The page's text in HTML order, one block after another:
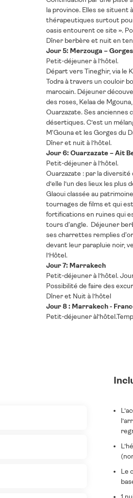
la province. Elles se situent
thérapeutiques surtout
oasis entourent ce site ».
Dîner berbère et nuit en
Jour 5: Merzouga –
Petit-déjeuner à l’hôtel.
Départ vers Tineghir, via le
Todra à travers un couloir
marocain. Déjeuner
des roses, Kelaa de
Ouarzazate. Ses anciennes
désertiques. C’est un
M'Gouna et les Gorges du
Dîner et nuit à l’hôtel.
Jour 6: Ouarzazate – Ait
Petit-déjeuner à l’hôtel.
Ouarzazate : par la
d’elle l’un des lieux les
Glaoui classée au
tournages de films et qui
fortifications en ruines qui
tours d'angle. Déjeuner
ses charrettes remplies
devant leur parapluie noir,
l’Hôtel.
Jour 7: Marrakech
Petit-déjeuner à l’hôtel.
Possibilité de faire des
Dîner et Nuit à l’hôtel
Jour 8 : Marrakech -
Petit-déjeuner
Le